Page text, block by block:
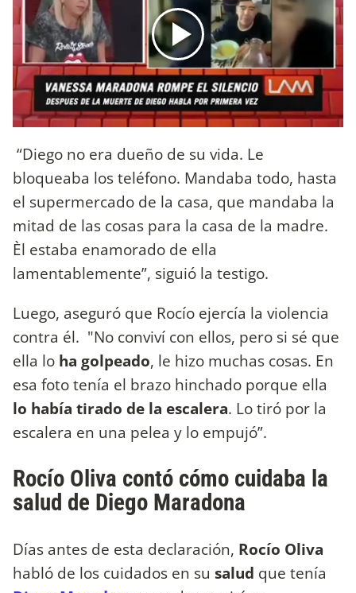
“Diego no era dueño de su vida. Le
bloqueaba los teléfono. Mandaba todo, hasta
el supermercado de la casa, que mandaba la
mitad de las cosas para la casa de la madre.
Èl estaba enamorado de ella
lamentablemente”, siguió la testigo.
Luego, aseguró que Rocío ejercía la violencia
contra él. "No conviví con ellos, pero si sé que
ella lo ha golpeado, le hizo muchas cosas. En
esa foto tenía el brazo hinchado porque ella
lo había tirado de la escalera. Lo tiró por la
escalera en una pelea y lo empujó”.
Rocío Oliva contó cómo cuidaba la
salud de Diego Maradona
Días antes de esta declaración, Rocío Oliva
habló de los cuidados en su salud que tenía